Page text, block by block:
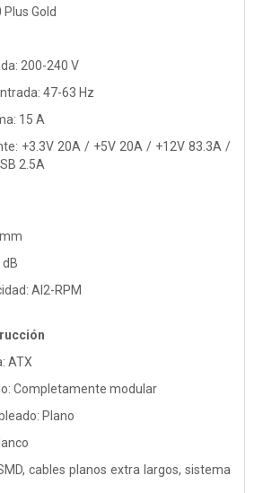
Gold
200-240 V
47-63 Hz
15 A
+3.3V 20A / +5V 20A / +12V 83.3A /
2.5A
dB
AI2-RPM
ATX
Completamente modular
Plano
cables planos extra largos, sistema